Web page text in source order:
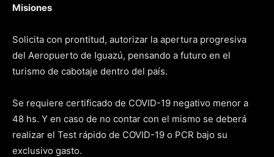
Misiones
Solicita con prontitud, autorizar la apertura progresiva
del Aeropuerto de Iguazú, pensando a futuro en el
turismo de cabotaje dentro del país.
Se requiere certificado de COVID-19 negativo menor a
48 hs. Y en caso de no contar con el mismo se deberá
realizar el Test rápido de COVID-19 o PCR bajo su
exclusivo gasto.